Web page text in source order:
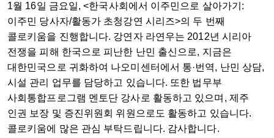
1월 16일 금요일, <한국사회에서 이주민으로 살아가기:
이주민 당사자/활동가 초청강연 시리즈>의 두 번째
콜로키움을 진행합니다. 강연자 라연우는 2012년 시리아
전쟁을 피해 한국으로 피난한 난민 출신으로, 지금은
대한민국으로 귀화하여 나오미센터에서 통·번역, 난민 상담,
시설 관리 업무를 담당하고 있습니다. 또한 법무부
사회통합프로그램 멘토단 강사로 활동하고 있으며, 제주
인권 보장 및 증진위원회 위원으로도 활동하고 있습니다.
콜로키움에 많은 관심 부탁드립니다. 감사합니다.